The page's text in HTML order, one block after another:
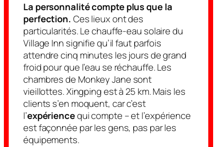
La personnalité compte plus que la
perfection. Ces lieux ont des
particularités. Le chauffe-eau solaire du
Village Inn signifie qu’il faut parfois
attendre cinq minutes les jours de grand
froid pour que l’eau se réchauffe. Les
chambres de Monkey Jane sont
vieillottes. Xingping est à 25 km. Mais les
clients s’en moquent, car c’est
l’expériencequi compte – et l’expérience
est façonnée par les gens, pas par les
équipements.